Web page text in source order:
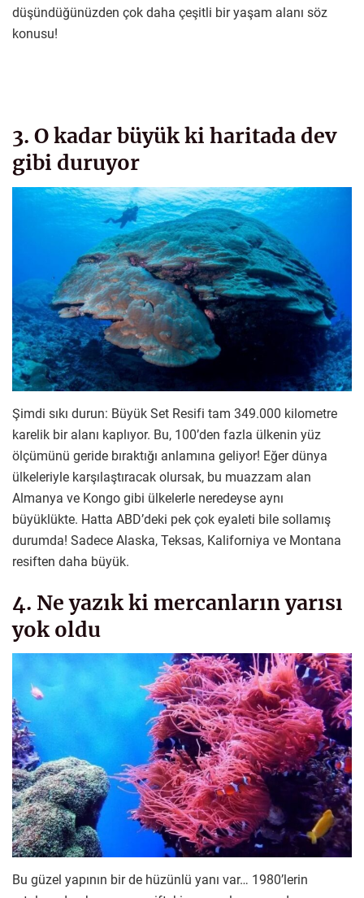
düşündüğünüzden çok daha çeşitli bir yaşam alanı söz
konusu!
3. O kadar büyük ki haritada dev
gibi duruyor
Şimdi sıkı durun: Büyük Set Resifi tam 349.000 kilometre
karelik bir alanı kaplıyor. Bu, 100’den fazla ülkenin yüz
ölçümünü geride bıraktığı anlamına geliyor! Eğer dünya
ülkeleriyle karşılaştıracak olursak, bu muazzam alan
Almanya ve Kongo gibi ülkelerle neredeyse aynı
büyüklükte. Hatta ABD’deki pek çok eyaleti bile sollamış
durumda! Sadece Alaska, Teksas, Kaliforniya ve Montana
resiften daha büyük.
4. Ne yazık ki mercanların yarısı
yok oldu
Bu güzel yapının bir de hüzünlü yanı var… 1980’lerin